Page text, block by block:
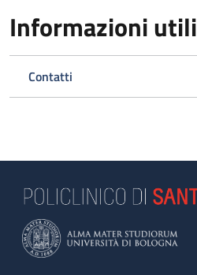
Informazioni utili
Contatti